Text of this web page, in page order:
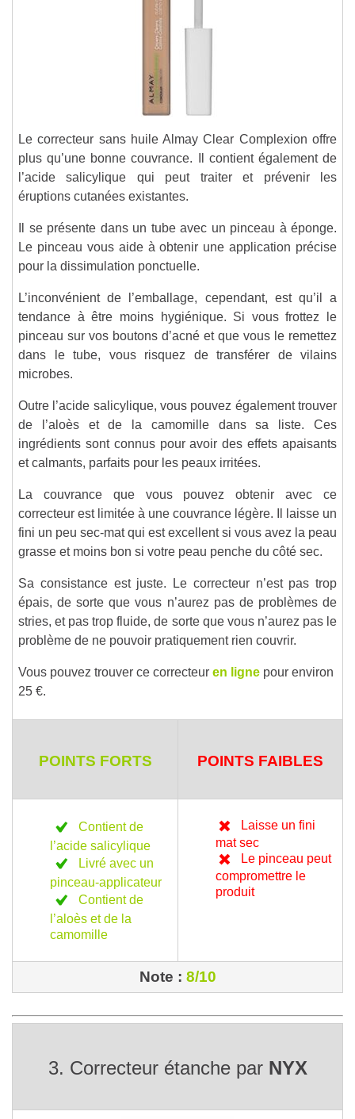
Le correcteur sans huile Almay Clear Complexion offre
plus qu’une bonne couvrance. Il contient également de
l’acide salicylique qui peut traiter et prévenir les
éruptions cutanées existantes.
Il se présente dans un tube avec un pinceau à éponge.
Le pinceau vous aide à obtenir une application précise
pour la dissimulation ponctuelle.
L’inconvénient de l’emballage, cependant, est qu’il a
tendance à être moins hygiénique. Si vous frottez le
pinceau sur vos boutons d’acné et que vous le remettez
dans le tube, vous risquez de transférer de vilains
microbes.
Outre l’acide salicylique, vous pouvez également trouver
de l’aloès et de la camomille dans sa liste. Ces
ingrédients sont connus pour avoir des effets apaisants
et calmants, parfaits pour les peaux irritées.
La couvrance que vous pouvez obtenir avec ce
correcteur est limitée à une couvrance légère. Il laisse un
fini un peu sec-mat qui est excellent si vous avez la peau
grasse et moins bon si votre peau penche du côté sec.
Sa consistance est juste. Le correcteur n’est pas trop
épais, de sorte que vous n’aurez pas de problèmes de
stries, et pas trop fluide, de sorte que vous n’aurez pas le
problème de ne pouvoir pratiquement rien couvrir.
Vous pouvez trouver ce correcteur en ligne pour environ
25 €.
POINTS FORTS POINTS FAIBLES
Contient de
l’acide salicylique
Livré avec un
pinceau-applicateur
Contient de
l’aloès et de la
camomille
Laisse un fini
mat sec
Le pinceau peut
compromettre le
produit
Note : 8/10
3. Correcteur étanche par NYX